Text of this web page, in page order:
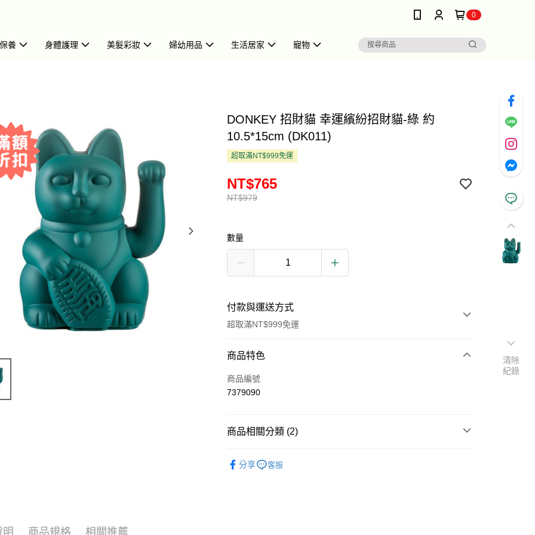
0
養 身體護理 美髮彩妝 婦幼用品 生活居家 寵物
DONKEY 招財貓 幸運繽紛招財貓-綠 約
10.5*15cm (DK011)
超取滿NT$999免運
NT$979
NT$765
數量
付款與運送方式
超取滿NT$999免運
付款方式
信用卡一次付款
街口支付
商品特色
商品編號
7379090
商品相關分類 (2)
分享 客服
明 商品規格 相關推薦
清除
紀錄